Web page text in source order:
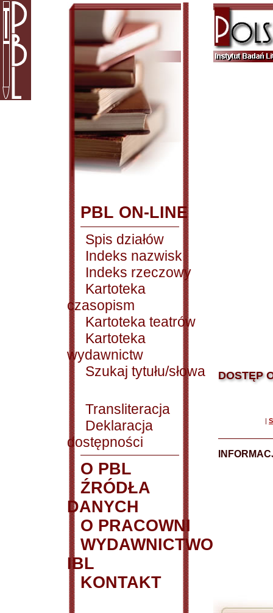
PBL ON-LINE
Spis działów
Indeks nazwisk
Indeks rzeczowy
Kartoteka
czasopism
Kartoteka teatrów
Kartoteka
wydawnictw
Szukaj tytułu/słowa
Transliteracja
Deklaracja
dostępności
O PBL
ŹRÓDŁA
DANYCH
O PRACOWNI
WYDAWNICTWO
IBL
KONTAKT
DOSTĘP
|